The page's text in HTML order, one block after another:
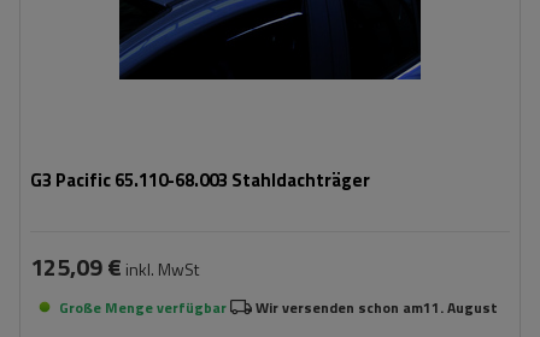
G3 Pacific 65.110-68.003 Stahldachträger
125,09 € inkl. MwSt
Große Menge verfügbar Wir versenden schon am11. August